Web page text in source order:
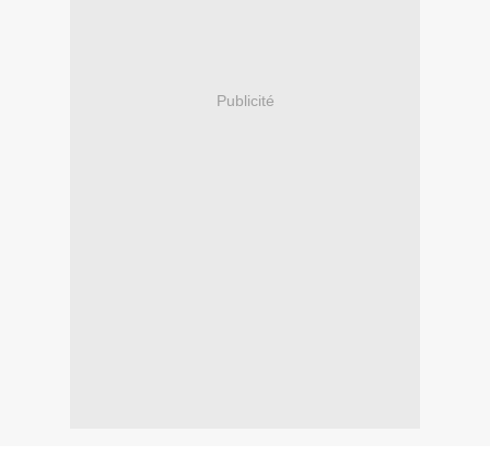
Publicité